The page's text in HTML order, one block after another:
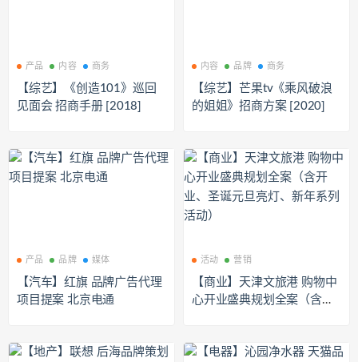
产品 内容 商务
【综艺】《创造101》巡回
见面会 招商手册 [2018]
内容 品牌 商务
【综艺】芒果tv《乘风破浪
的姐姐》招商方案 [2020]
产品 品牌 媒体
【汽车】红旗 品牌广告代理
项目提案 北京电通
活动 营销
【商业】天津文旅港 购物中
心开业盛典规划全案（含开